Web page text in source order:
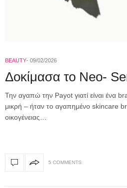
BEAUTY 09/02/2026
Δοκίμασα το Neo-
Την αγαπώ την Payot γιατί είναι ένα
μικρή – ήταν το αγαπημένο skincare
οικογένειας…
5 COMMENTS